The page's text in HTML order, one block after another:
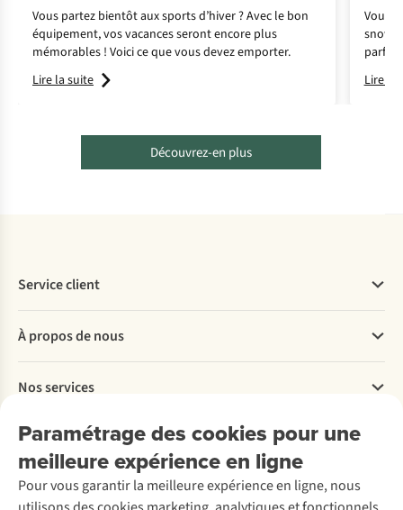
Vous partez bientôt aux sports d’hiver ? Avec le bon
équipement, vos vacances seront encore plus
mémorables ! Voici ce que vous devez emporter.
Lire la suite
Vous
Lire la
Découvrez-en plus
Paramétrage des cookies pour une
meilleure expérience en ligne
Pour vous garantir la meilleure expérience en ligne, nous
Service client
Commander
Payer
Livraison
Rétractation d'une commande
Entretien & réparations
Garantie
Contactez-nous
À propos de nous
Explore More
À propos d’Ayacucho
Nos magasins
À propos d’A.S.Adventure
Nos services
Location / Location sports d’hiver
Seconde-main
Entretien de ski
Service de lavage
Découvrez
Explore Camp